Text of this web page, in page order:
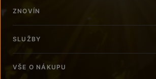
ZNOVÍN
SLUŽBY
VŠE O NÁKUPU